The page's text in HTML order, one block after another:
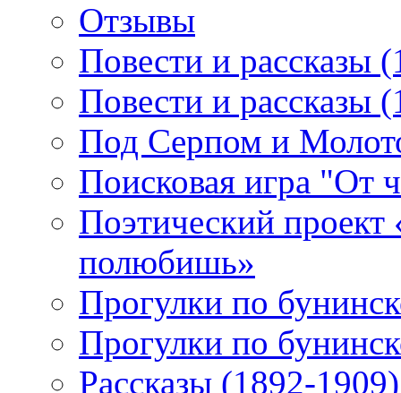
Отзывы
Повести и рассказы
Повести и рассказы
Под Серпом и
Поисковая игра "От
Поэтический
полюбишь»
Прогулки по
Прогулки по
Рассказы (1892-1909)